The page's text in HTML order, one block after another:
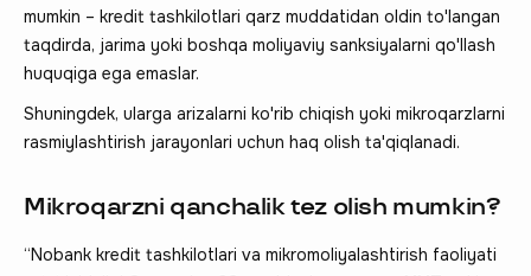
mumkin – kredit tashkilotlari qarz muddatidan oldin to'langan
taqdirda, jarima yoki boshqa moliyaviy sanksiyalarni qo'llash
huquqiga ega emaslar.
Shuningdek, ularga arizalarni ko'rib chiqish yoki mikroqarzlarni
rasmiylashtirish jarayonlari uchun haq olish ta'qiqlanadi.
Mikroqarzni qanchalik tez olish mumkin?
“Nobank kredit tashkilotlari va mikromoliyalashtirish faoliyati